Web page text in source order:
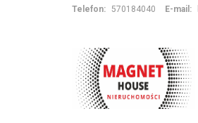
Telefon: 570184040 E-mail: